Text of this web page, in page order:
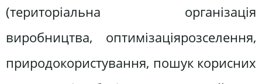
(територіальна організація
виробництва, оптимізаціярозселення,
природокористування, пошук корисних